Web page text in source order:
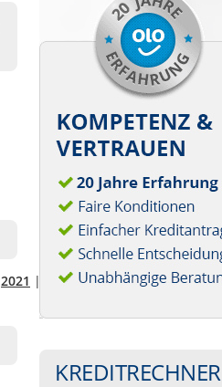
2021 | 2022 |2023|2024|2025
KREDITRECHNER